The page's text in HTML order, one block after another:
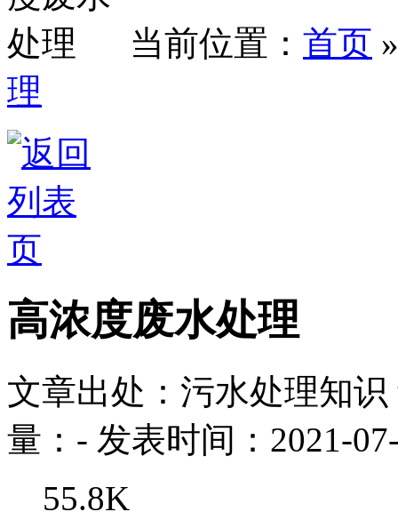
当前位置： 首页
理
高浓度废水处理
文章出处：污水处理知识
量： - 发表时间：2021-
55.8K